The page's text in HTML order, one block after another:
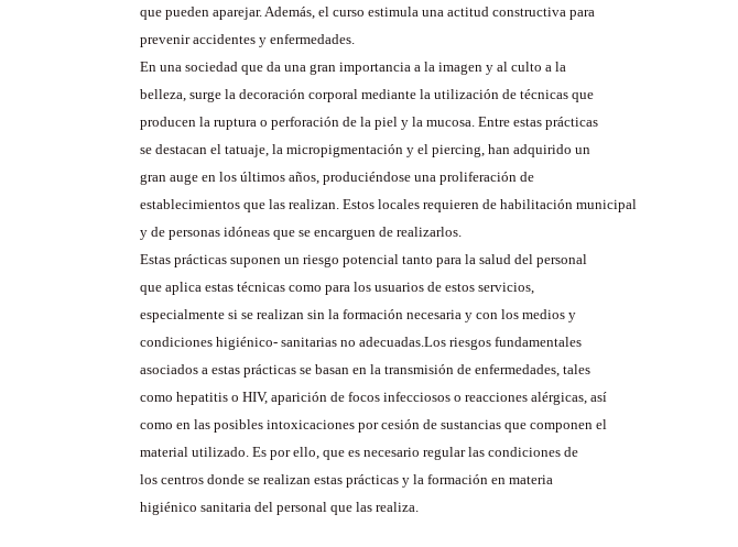
que pueden aparejar. Además, el curso estimula una actitud constructiva para
prevenir accidentes y enfermedades.
En una sociedad que da una gran importancia a la imagen y al culto a la
belleza, surge la decoración corporal mediante la utilización de técnicas que
producen la ruptura o perforación de la piel y la mucosa. Entre estas prácticas
se destacan el tatuaje, la micropigmentación y el piercing, han adquirido un
gran auge en los últimos años, produciéndose una proliferación de
establecimientos que las realizan. Estos locales requieren de habilitación municipal
y de personas idóneas que se encarguen de realizarlos.
Estas prácticas suponen un riesgo potencial tanto para la salud del personal
que aplica estas técnicas como para los usuarios de estos servicios,
especialmente si se realizan sin la formación necesaria y con los medios y
condiciones higiénico- sanitarias no adecuadas.Los riesgos fundamentales
asociados a estas prácticas se basan en la transmisión de enfermedades, tales
como hepatitis o HIV, aparición de focos infecciosos o reacciones alérgicas, así
como en las posibles intoxicaciones por cesión de sustancias que componen el
material utilizado. Es por ello, que es necesario regular las condiciones de
los centros donde se realizan estas prácticas y la formación en materia
higiénico sanitaria del personal que las realiza.